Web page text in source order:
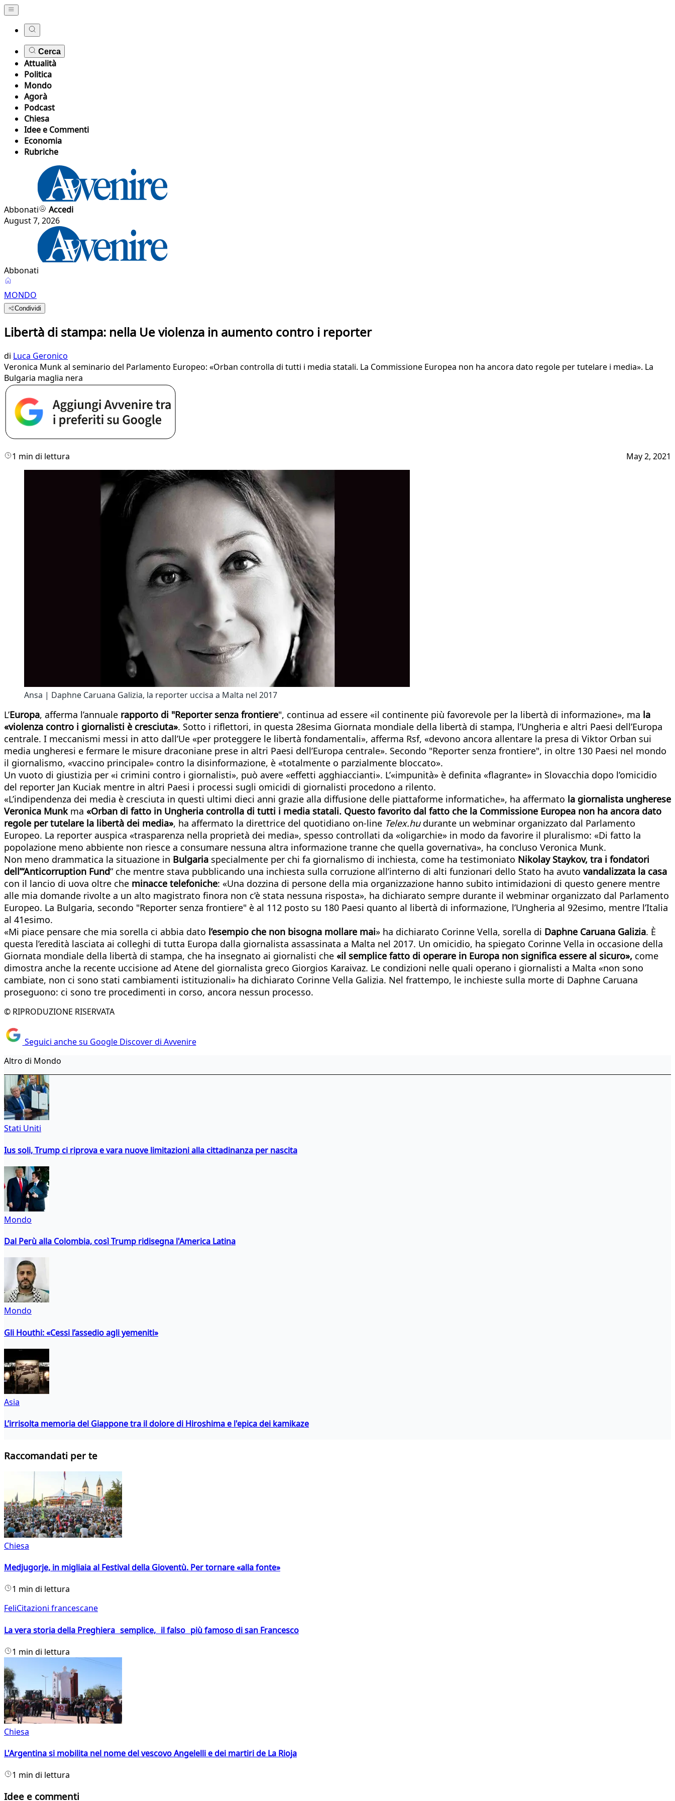
Cerca
Attualità
Politica
Mondo
Agorà
Podcast
Chiesa
Idee e Commenti
Economia
Rubriche
Abbonati
Accedi
August 7, 2026
Abbonati
MONDO
Condividi
Libertà di stampa: nella Ue violenza in aumento contro i reporter
di Luca Geronico
Veronica Munk al seminario del Parlamento Europeo: «Orban controlla di tutti i media statali. La Commissione Europea non ha ancora dato regole per tutelare i media». La
Bulgaria maglia nera
1 min di lettura May 2, 2021
Ansa | Daphne Caruana Galizia, la reporter uccisa a Malta nel 2017
L’Europa, afferma l’annuale rapporto di "Reporter senza frontiere", continua ad essere «il continente più favorevole per la libertà di informazione», ma la
«violenza contro i giornalisti è cresciuta». Sotto i riflettori, in questa 28esima Giornata mondiale della libertà di stampa, l’Ungheria e altri Paesi dell’Europa
centrale. I meccanismi messi in atto dall’Ue «per proteggere le libertà fondamentali», afferma Rsf, «devono ancora allentare la presa di Viktor Orban sui
media ungheresi e fermare le misure draconiane prese in altri Paesi dell’Europa centrale». Secondo "Reporter senza frontiere", in oltre 130 Paesi nel mondo
il giornalismo, «vaccino principale» contro la disinformazione, è «totalmente o parzialmente bloccato».
Un vuoto di giustizia per «i crimini contro i giornalisti», può avere «effetti agghiaccianti». L’«impunità» è definita «flagrante» in Slovacchia dopo l’omicidio
del reporter Jan Kuciak mentre in altri Paesi i processi sugli omicidi di giornalisti procedono a rilento.
«L’indipendenza dei media è cresciuta in questi ultimi dieci anni grazie alla diffusione delle piattaforme informatiche», ha affermato la giornalista ungherese
Veronica Munkma «Orban di fatto in Ungheria controlla di tutti i media statali. Questo favorito dal fatto che la Commissione Europea non ha ancora dato
regole per tutelare la libertà dei media», ha affermato la direttrice del quotidiano on-line Telex.hudurante un webminar organizzato dal Parlamento
Europeo. La reporter auspica «trasparenza nella proprietà dei media», spesso controllati da «oligarchie» in modo da favorire il pluralismo: «Di fatto la
popolazione meno abbiente non riesce a consumare nessuna altra informazione tranne che quella governativa», ha concluso Veronica Munk.
Non meno drammatica la situazione in Bulgaria specialmente per chi fa giornalismo di inchiesta, come ha testimoniato Nikolay Staykov, tra i fondatori
dell’“Anticorruption Fund” che mentre stava pubblicando una inchiesta sulla corruzione all’interno di alti funzionari dello Stato ha avuto vandalizzata la casa
con il lancio di uova oltre che minacce telefoniche: «Una dozzina di persone della mia organizzazione hanno subito intimidazioni di questo genere mentre
alle mia domande rivolte a un alto magistrato finora non c’è stata nessuna risposta», ha dichiarato sempre durante il webminar organizzato dal Parlamento
Europeo. La Bulgaria, secondo "Reporter senza frontiere" è al 112 posto su 180 Paesi quanto al libertà di informazione, l’Ungheria al 92esimo, mentre l’Italia
al 41esimo.
«Mi piace pensare che mia sorella ci abbia dato l’esempio che non bisogna mollare mai» ha dichiarato Corinne Vella, sorella di Daphne Caruana Galizia. È
questa l’eredità lasciata ai colleghi di tutta Europa dalla giornalista assassinata a Malta nel 2017. Un omicidio, ha spiegato Corinne Vella in occasione della
Giornata mondiale della libertà di stampa, che ha insegnato ai giornalisti che «il semplice fatto di operare in Europa non significa essere al sicuro», come
dimostra anche la recente uccisione ad Atene del giornalista greco Giorgios Karaivaz. Le condizioni nelle quali operano i giornalisti a Malta «non sono
cambiate, non ci sono stati cambiamenti istituzionali» ha dichiarato Corinne Vella Galizia. Nel frattempo, le inchieste sulla morte di Daphne Caruana
proseguono: ci sono tre procedimenti in corso, ancora nessun processo.
© RIPRODUZIONE RISERVATA
Seguici anche su Google Discover di Avvenire
Altro di Mondo
Stati Uniti
Ius soli, Trump ci riprova e vara nuove limitazioni alla cittadinanza per nascita
Mondo
Dal Perù alla Colombia, così Trump ridisegna l'America Latina
Mondo
Gli Houthi: «Cessi l’assedio agli yemeniti»
Asia
L’irrisolta memoria del Giappone tra il dolore di Hiroshima e l'epica dei kamikaze
Raccomandati per te
Chiesa
Medjugorje, in migliaia al Festival della Gioventù. Per tornare «alla fonte»
1 min di lettura
FeliCitazioni francescane
La vera storia della Preghiera semplice, il falso più famoso di san Francesco
1 min di lettura
Chiesa
L'Argentina si mobilita nel nome del vescovo Angelelli e dei martiri de La Rioja
1 min di lettura
Idee e commenti